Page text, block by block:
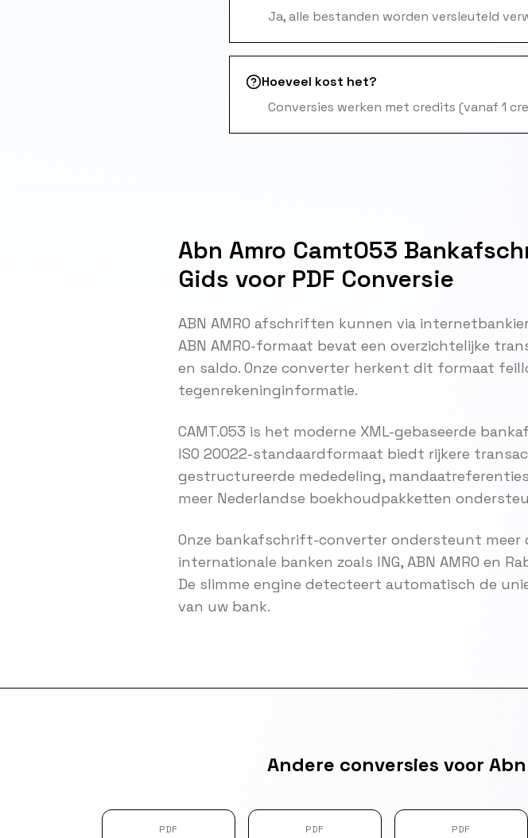
Ja, alle bestanden worden versleuteld
Hoeveel kost het?
Conversies werken met credits (vanaf 1
Abn Amro Camt053
Gids voor PDF Conversie
ABN AMRO afschriften kunnen via
ABN AMRO-formaat bevat een overzichtelijke
en saldo. Onze converter herkent dit formaat
tegenrekeninginformatie.
CAMT.053 is het moderne XML-gebaseerde
ISO 20022-standaardformaat biedt rijkere
gestructureerde mededeling,
meer Nederlandse boekhoudpakketten
Onze bankafschrift-converter ondersteunt meer
internationale banken zoals ING, ABN AMRO en
De slimme engine detecteert automatisch de
van uw bank.
Andere conversies voor
PDF PDF PDF